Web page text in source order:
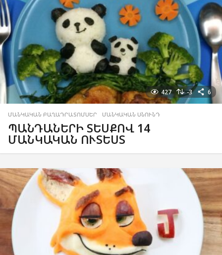
427 -3 6
ՄԱՆԿԱԿԱՆ ԲԱՂԱԴՐԱՏՈՄՍԵՐ ,ՄԱՆԿԱԿԱՆ ՍՆՈՒՆԴ
ՊԱՆԴԱՆԵՐԻ ՏԵՍՔՈՎ 14
ՄԱՆԿԱԿԱՆ ՈՒՏԵՍՏ